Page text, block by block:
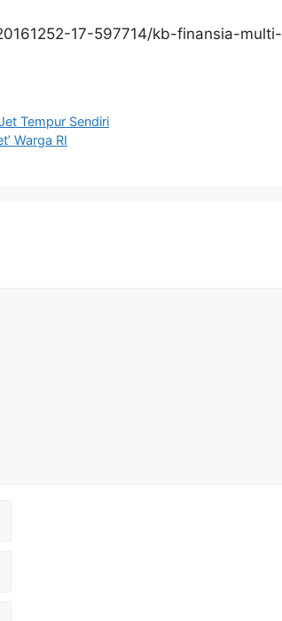
17-597714/kb-finansia-multi-
Tempur Sendiri
Warga RI